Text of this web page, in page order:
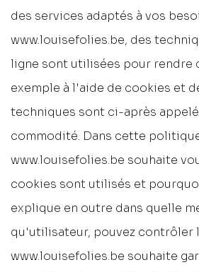
des services adaptés à vos
www.louisefolies.be, des
ligne sont utilisées pour rendre
exemple à l'aide de cookies et
techniques sont ci-après
commodité. Dans cette
www.louisefolies.be souhaite
cookies sont utilisés et
explique en outre dans quelle
qu'utilisateur, pouvez contrôler
www.louisefolies.be souhaite